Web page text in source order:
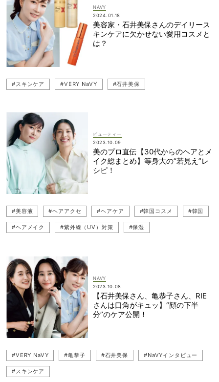
NAVY
2024.01.18
美容家・石井美保さんのデイリース
キンケアに欠かせない愛用コスメと
は？
#スキンケア #VERY NaVY #石井美保
ビューティー
2023.10.09
美のプロ直伝【30代からのヘアとメ
イク総まとめ】等身大の“若見え”レ
シピ！
#美容液 #ヘアアクセ #ヘアケア #韓国コスメ #韓国
#ヘアメイク #紫外線（UV）対策 #保湿
#30代スキンケア #クレンジング
#VERYモデル #サプリメント
#メイク
NAVY
2023.10.08
【石井美保さん、亀恭子さん、RIE
さんは口角がキュッ】“顔の下半
分”のケア公開！
#VERY NaVY #亀恭子 #石井美保 #NaVYインタビュー
#スキンケア